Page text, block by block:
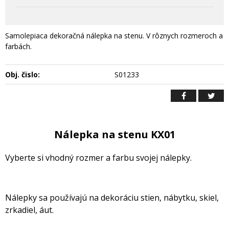
Samolepiaca dekoračná nálepka na stenu. V rôznych rozmeroch a
farbách.
Obj. čislo: S01233
Nálepka na stenu KX01
Vyberte si vhodný rozmer a farbu svojej nálepky.
Nálepky sa používajú na dekoráciu stien, nábytku, skiel,
zrkadiel, áut.